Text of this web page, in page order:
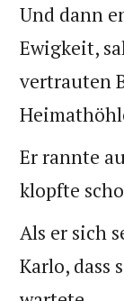
Und dann
Ewigkeit,
vertrauten
Er rannte
klopfte
Als er sich
Karlo, dass